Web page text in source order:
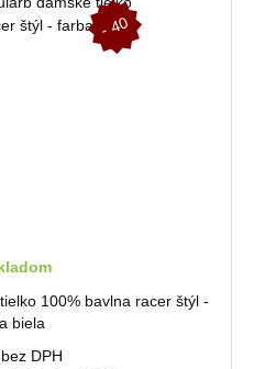
-
4
0
100% bavlna racer štýl -
biela
DPH